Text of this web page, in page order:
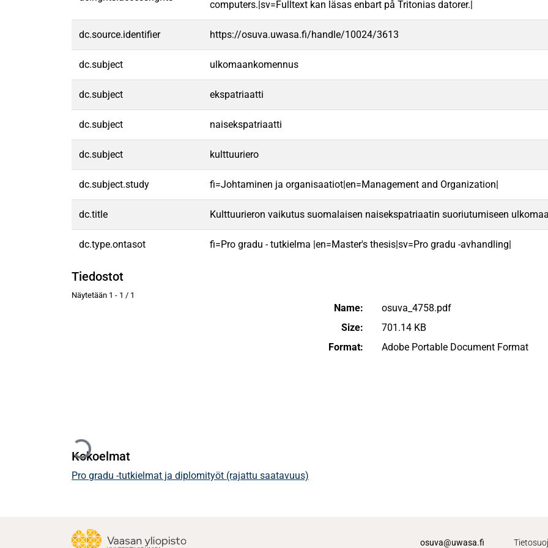
computers.|sv=Fulltext kan läsas enbart på Tritonias datorer.|
dc.source.identifier https://osuva.uwasa.fi/handle/10024/3613
dc.subject ulkomaankomennus
dc.subject ekspatriaatti
dc.subject naisekspatriaatti
dc.subject kulttuuriero
dc.subject.study fi=Johtaminen ja organisaatiot|en=Management and Organization|
dc.title Kulttuurieron vaikutus suomalaisen naisekspatriaatin suoriutumiseen
dc.type.ontasot fi=Pro gradu - tutkielma |en=Master's thesis|sv=Pro gradu -avhandling|
Tiedostot
Näytetään 1 - 1 / 1
Ladataan...
Name:
osuva_4758.pdf
Size:
701.14 KB
Format:
Adobe Portable Document Format
Kokoelmat
Pro gradu -tutkielmat ja diplomityöt (rajattu saatavuus)
osuva@uwasa.fi